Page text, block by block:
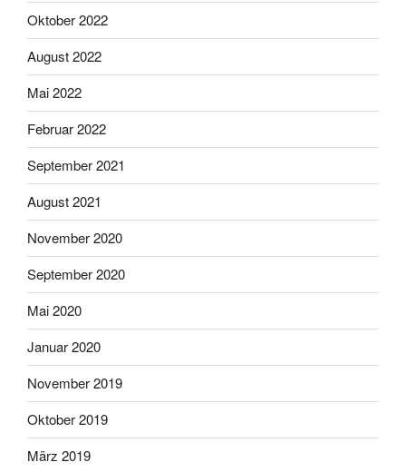
Oktober 2022
August 2022
Mai 2022
Februar 2022
September 2021
August 2021
November 2020
September 2020
Mai 2020
Januar 2020
November 2019
Oktober 2019
März 2019